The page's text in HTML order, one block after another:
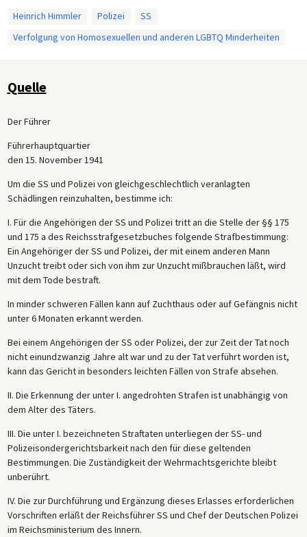
Heinrich Himmler
Polizei
SS
Verfolgung von Homosexuellen und anderen LGBTQ Minderheiten
Quelle
Der Führer
Führerhauptquartier
den 15. November 1941
Um die SS und Polizei von gleichgeschlechtlich veranlagten
Schädlingen reinzuhalten, bestimme ich:
I. Für die Angehörigen der SS und Polizei tritt an die Stelle der §§ 175
und 175 a des Reichsstrafgesetzbuches folgende Strafbestimmung:
Ein Angehöriger der SS und Polizei, der mit einem anderen Mann
Unzucht treibt oder sich von ihm zur Unzucht mißbrauchen läßt, wird
mit dem Tode bestraft.
In minder schweren Fällen kann auf Zuchthaus oder auf Gefängnis nicht
unter 6 Monaten erkannt werden.
Bei einem Angehörigen der SS oder Polizei, der zur Zeit der Tat noch
nicht einundzwanzig Jahre alt war und zu der Tat verführt worden ist,
kann das Gericht in besonders leichten Fällen von Strafe absehen.
II. Die Erkennung der unter I. angedrohten Strafen ist unabhängig von
dem Alter des Täters.
III. Die unter I. bezeichneten Straftaten unterliegen der SS- und
Polizeisondergerichtsbarkeit nach den für diese geltenden
Bestimmungen. Die Zuständigkeit der Wehrmachtsgerichte bleibt
unberührt.
IV. Die zur Durchführung und Ergänzung dieses Erlasses erforderlichen
Vorschriften erläßt der Reichsführer SS und Chef der Deutschen Polizei
im Reichsministerium des Innern.